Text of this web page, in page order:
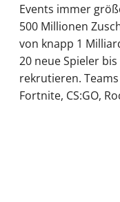
Events immer
500 Millionen
von knapp 1
20 neue Spieler
rekrutieren.
Fortnite, CS:GO,